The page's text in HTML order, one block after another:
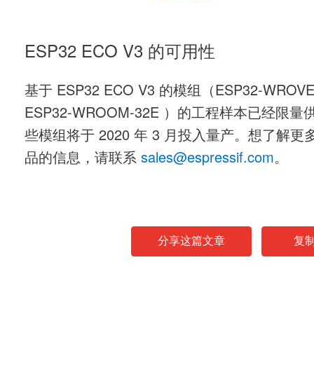
ESP32 ECO V3 的可用性
基于 ESP32 ECO V3 的模组（ESP32-
ESP32-WROOM-32E ）的工程样本已经限量
些模组将于 2020 年 3 月投入量产。想了解更
品的信息，请联系 sales@espressif.com。
分享这篇文章 复